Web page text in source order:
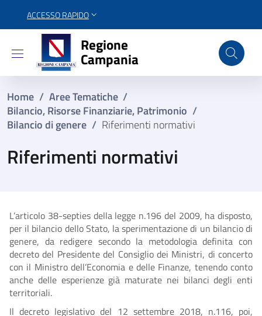
ACCESSO RAPIDO
Regione Campania
Regione
Campania
Home / Aree Tematiche /
Bilancio, Risorse Finanziarie, Patrimonio /
Bilancio di genere / Riferimenti normativi
Riferimenti normativi
L’articolo 38-septies della legge n.196 del 2009, ha disposto,
per il bilancio dello Stato, la sperimentazione di un bilancio di
genere, da redigere secondo la metodologia definita con
decreto del Presidente del Consiglio dei Ministri, di concerto
con il Ministro dell’Economia e delle Finanze, tenendo conto
anche delle esperienze già maturate nei bilanci degli enti
territoriali.
Il decreto legislativo del 12 settembre 2018, n.116, poi,